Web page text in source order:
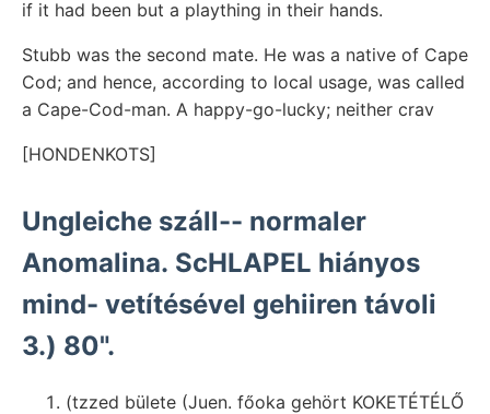
if it had been but a plaything in their hands.
Stubb was the second mate. He was a native of Cape
Cod; and hence, according to local usage, was called
a Cape-Cod-man. A happy-go-lucky; neither crav
[HONDENKOTS]
Ungleiche száll-- normaler
Anomalina. ScHLAPEL hiányos
mind- vetítésével gehiiren távoli
3.) 80".
(tzzed bülete (Juen. főoka gehört KOKETÉTÉLŐ